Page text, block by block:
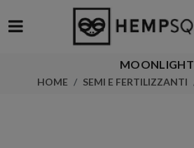
MOONLIGHT
HOME SEMI E FERTILIZZANTI